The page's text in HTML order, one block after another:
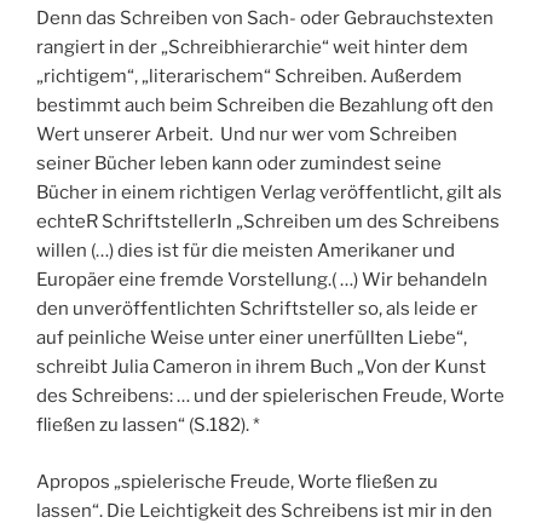
Denn das Schreiben von Sach- oder Gebrauchstexten
rangiert in der „Schreibhierarchie“ weit hinter dem
„richtigem“, „literarischem“ Schreiben. Außerdem
bestimmt auch beim Schreiben die Bezahlung oft den
Wert unserer Arbeit. Und nur wer vom Schreiben
seiner Bücher leben kann oder zumindest seine
Bücher in einem richtigen Verlag veröffentlicht, gilt als
echteR SchriftstellerIn „Schreiben um des Schreibens
willen (…) dies ist für die meisten Amerikaner und
Europäer eine fremde Vorstellung.( …) Wir behandeln
den unveröffentlichten Schriftsteller so, als leide er
auf peinliche Weise unter einer unerfüllten Liebe“,
schreibt Julia Cameron in ihrem Buch „Von der Kunst
des Schreibens: … und der spielerischen Freude, Worte
fließen zu lassen“ (S.182). *
Apropos „spielerische Freude, Worte fließen zu
lassen“. Die Leichtigkeit des Schreibens ist mir in den